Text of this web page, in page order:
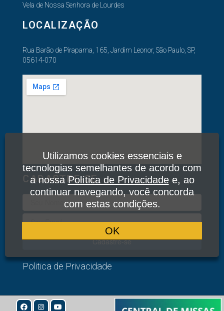
Vela de Nossa Senhora de Lourdes
LOCALIZAÇÃO
Rua Barão de Pirapama, 165, Jardim Leonor, São Paulo, SP,
05614-070
CADASTRE-SE
Cadastre-se
Politica de Privacidade
© 2020 Todos os Direitos Reservados: Associação Devotos
Utilizamos cookies essenciais e
tecnologias semelhantes de acordo com
a nossaPolítica de Privacidadee, ao
continuar navegando, você concorda
com estas condições.
OK